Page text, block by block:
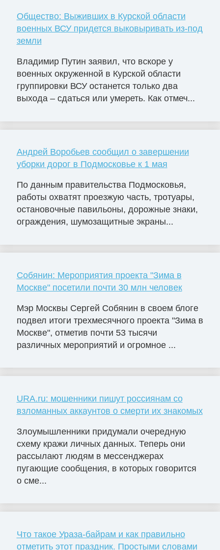
Общество: Выживших в Курской области
военных ВСУ придется выковыривать из-под
земли
Владимир Путин заявил, что вскоре у
военных окруженной в Курской области
группировки ВСУ останется только два
выхода – сдаться или умереть. Как отмеч...
Андрей Воробьев сообщил о завершении
уборки дорог в Подмосковье к 1 мая
По данным правительства Подмосковья,
работы охватят проезжую часть, тротуары,
остановочные павильоны, дорожные знаки,
ограждения, шумозащитные экраны...
Собянин: Мероприятия проекта "Зима в
Москве" посетили почти 30 млн человек
Мэр Москвы Сергей Собянин в своем блоге
подвел итоги трехмесячного проекта "Зима в
Москве", отметив почти 53 тысячи
различных мероприятий и огромное ...
URA.ru: мошенники пишут россиянам со
взломанных аккаунтов о смерти их знакомых
Злоумышленники придумали очередную
схему кражи личных данных. Теперь они
рассылают людям в мессенджерах
пугающие сообщения, в которых говорится
о сме...
Что такое Ураза-байрам и как правильно
отметить этот праздник. Простыми словами